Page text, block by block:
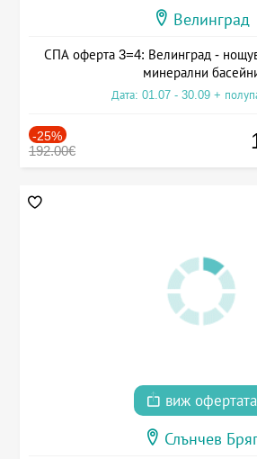
Велинград
СПА оферта 3=4: Велинград -
минерални
Дата: 01.07 - 30.09 +
-25%
192.00€
виж офертата
Слънчев